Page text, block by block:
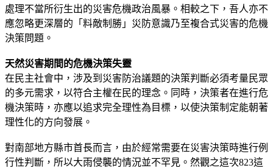
處理不當所衍生出的災害危機政治風暴。相較之下，吾人亦不
應忽略更深層的「料敵制勝」災防意識乃至複合式災害的危機
決策問題。
天然災害期間的危機決策失靈
在民主社會中，涉及到災害防治議題的決策判斷必須考量民眾
的多元需求，以符合主權在民的理念。同時，決策者在進行危
機決策時，亦應以追求完全理性為目標，以使決策制定能朝著
理性化的方向發展。
對南部地方縣市首長而言，由於經常需要在災害決策時進行例
行性判斷，所以大雨侵襲的情況並不罕見。然觀之這次823這